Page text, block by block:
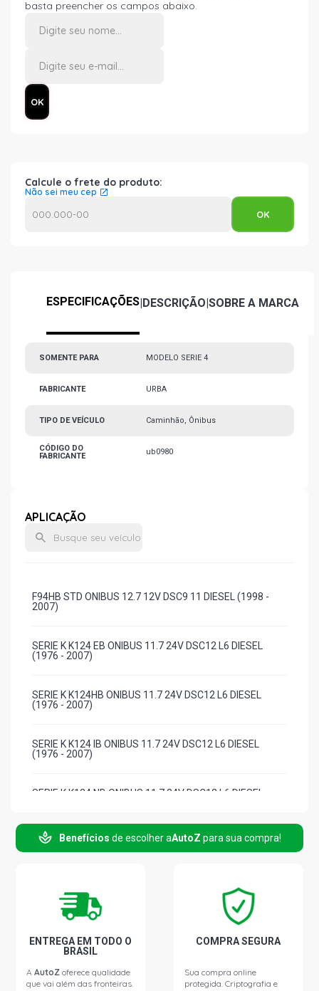
basta preencher os campos abaixo.
Calcule o frete do produto:
Não sei meu cep
ESPECIFICAÇÕES|DESCRIÇÃO|SOBRE A MARCA
SOMENTE PARA MODELO SERIE 4
FABRICANTE URBA
TIPO DE VEÍCULO Caminhão, Ônibus
CÓDIGO DO
FABRICANTE
ub0980
APLICAÇÃO
F94HB STD ONIBUS 12.7 12V DSC9 11 DIESEL (1998 -
2007)
SERIE K K124 EB ONIBUS 11.7 24V DSC12 L6 DIESEL
(1976 - 2007)
SERIE K K124HB ONIBUS 11.7 24V DSC12 L6 DIESEL
(1976 - 2007)
SERIE K K124 IB ONIBUS 11.7 24V DSC12 L6 DIESEL
(1976 - 2007)
SERIE K K124 NB ONIBUS 11.7 24V DSC12 L6 DIESEL
SERIE K K94 IB ONIBUS 11.9 12V DSC9 11 L6 DIESEL
(1998 - 2007)
SERIE K K94 NB ONIBUS 11.9 12V DSC9 11 L6 DIESEL
(1998 - 2007)
L94 STD ONIBUS 11.9 12V DSC9 11 L6 DIESEL (1998 -
Benefícios de escolher aAutoZ para sua compra!
ENTREGA EM TODO O
BRASIL
AAutoZ oferece qualidade
que vai além das fronteiras.
COMPRA SEGURA
Sua compra online
protegida. Criptografia e